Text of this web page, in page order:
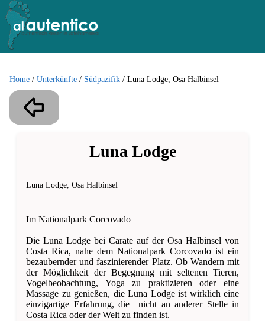
Home / Unterkünfte / Südpazifik / Luna Lodge, Osa Halbinsel
Luna Lodge
Luna Lodge, Osa Halbinsel
Im Nationalpark Corcovado
Die Luna Lodge bei Carate auf der Osa Halbinsel von
Costa Rica, nahe dem Nationalpark Corcovado ist ein
bezaubernder und faszinierender Platz. Ob Wandern mit
der Möglichkeit der Begegnung mit seltenen Tieren,
Vogelbeobachtung, Yoga zu praktizieren oder eine
Massage zu genießen, die Luna Lodge ist wirklich eine
einzigartige Erfahrung, die nicht an anderer Stelle in
Costa Rica oder der Welt zu finden ist.